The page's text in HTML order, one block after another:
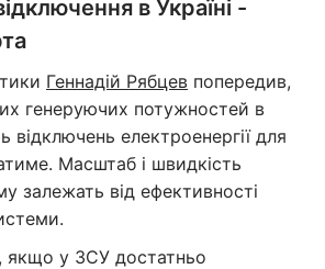
в Україні -
Геннадій Рябцев попередив,
генеруючих потужностей в
відключень електроенергії для
Масштаб і швидкість
залежать від ефективності
якщо у ЗСУ достатньо